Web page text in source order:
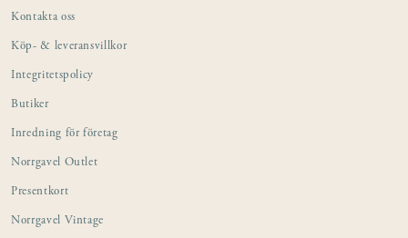
Kontakta oss
Köp- & leveransvillkor
Integritetspolicy
Butiker
Inredning för företag
Norrgavel Outlet
Presentkort
Norrgavel Vintage